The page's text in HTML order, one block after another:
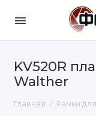
KV520R
Walther
Главная Рамки